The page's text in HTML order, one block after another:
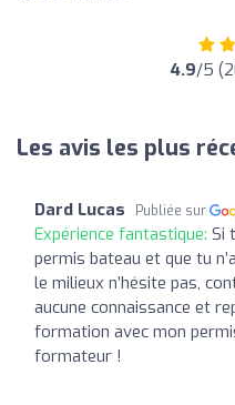
4.9/5
Les avis les plus
Dard Lucas Publiée sur
Expérience fantastique: Si
permis bateau et que tu
le milieux n’hésite pas,
aucune connaissance et
formation avec mon
formateur !